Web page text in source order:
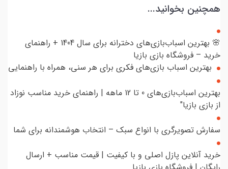
همچنین بخوانید...
🌸 بهترین اسباب‌بازی‌های دخترانه برای سال 1404 + راهنمای
خرید – فروشگاه بازی بازیا
بهترین اسباب بازی‌های فکری برای هر سنی، همراه با راهنمایی
بهترین اسباب‌بازی‌های 0 تا 12 ماهه | راهنمای خرید مناسب نوزاد
از بازی بازیا"
سفارش تصویرگری با انواع سبک – انتخاب هوشمندانه برای شما
خرید آنلاین پازل اصلی و با کیفیت | قیمت مناسب + ارسال